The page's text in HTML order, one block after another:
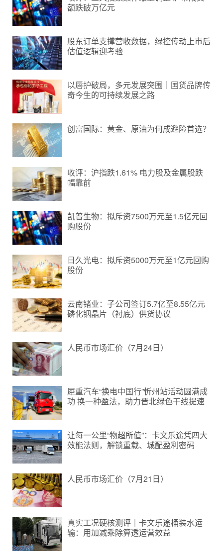
额跌破万亿元
股东订单支撑营收数据，绿控传动上市后
估值逻辑迎考验
以唇护破局，多元发展突围｜国货品牌传
奇今生的可持续发展之路
创富国际：黄金、原油为何成避险首选？
收评：沪指跌1.61% 电力股及金属股跌
幅靠前
凯普生物：拟斥资7500万元至1.5亿元回
购股份
日久光电：拟斥资5000万元至1亿元回购
股份
云南锗业：子公司签订5.7亿至8.55亿元
磷化铟晶片（衬底）供货协议
人民币市场汇价（7月24日）
犀重汽车“换电中国行”忻州站活动圆满成
功 换一种盈法，助力晋北绿色干线提速
让每一公里“物超所值”：卡文乐途凭四大
效能法则，解锁重载、城配盈利密码
人民币市场汇价（7月21日）
真实工况硬核测评｜卡文乐途桶装水运
输：用加减乘除算透运营效益